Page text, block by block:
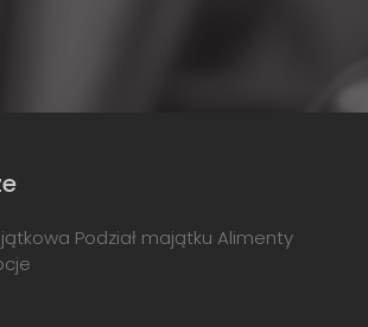
Podział majątku Alimenty